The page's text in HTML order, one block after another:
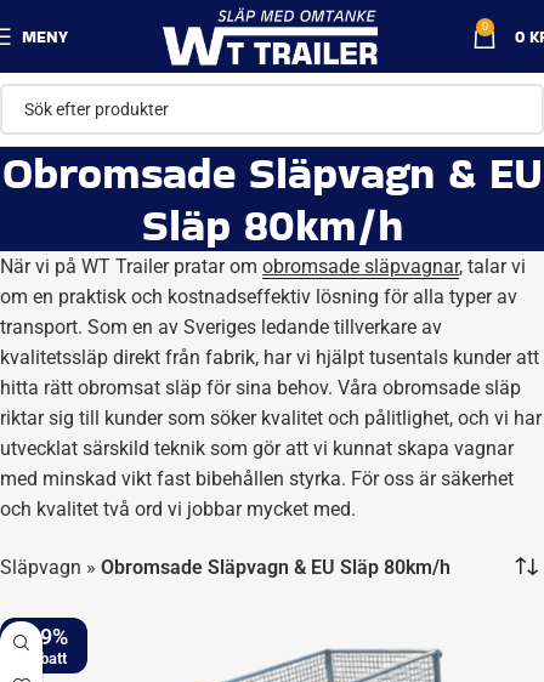
MENY 0 0
Obromsade Släpvagn & EU
Släp 80km/h
När vi på WT Trailer pratar om obromsade släpvagnar, talar vi
om en praktisk och kostnadseffektiv lösning för alla typer av
transport. Som en av Sveriges ledande tillverkare av
kvalitetssläp direkt från fabrik, har vi hjälpt tusentals kunder att
hitta rätt obromsat släp för sina behov. Våra obromsade släp
riktar sig till kunder som söker kvalitet och pålitlighet, och vi har
utvecklat särskild teknik som gör att vi kunnat skapa vagnar
med minskad vikt fast bibehållen styrka. För oss är säkerhet
och kvalitet två ord vi jobbar mycket med.
Släpvagn » Obromsade Släpvagn & EU Släp 80km/h
-19%